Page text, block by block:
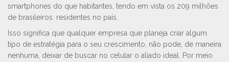
smartphones do que habitantes, tendo em vista os 209 milhões
de brasileiros. residentes no país.
Isso significa que qualquer empresa que planeja criar algum
tipo de estratégia para o seu crescimento, não pode, de maneira
nenhuma, deixar de buscar no celular o aliado ideal. Por meio